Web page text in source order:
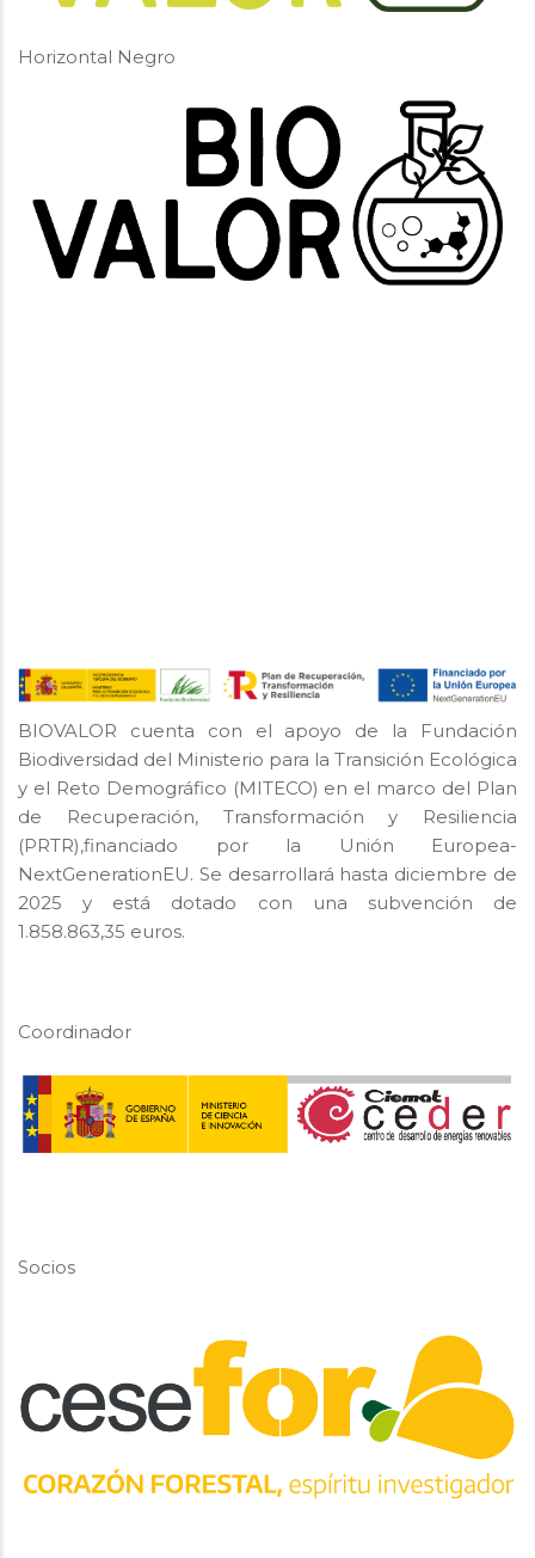
Horizontal Negro
BIOVALOR cuenta con el apoyo de la Fundación
Biodiversidad del Ministerio para la Transición Ecológica
y el Reto Demográfico (MITECO) en el marco del Plan
de Recuperación, Transformación y Resiliencia
(PRTR),financiado por la Unión Europea-
NextGenerationEU. Se desarrollará hasta diciembre de
2025 y está dotado con una subvención de
1.858.863,35 euros.
Coordinador
Socios